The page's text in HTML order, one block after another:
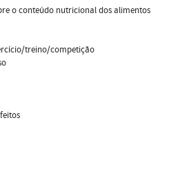
o conteúdo nutricional dos alimentos
treino/competição